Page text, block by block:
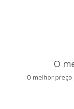
O
O melhor